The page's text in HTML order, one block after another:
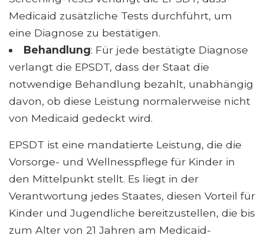
Medicaid zusätzliche Tests durchführt, um
eine Diagnose zu bestätigen.
Behandlung: Für jede bestätigte Diagnose
verlangt die EPSDT, dass der Staat die
notwendige Behandlung bezahlt, unabhängig
davon, ob diese Leistung normalerweise nicht
von Medicaid gedeckt wird.
EPSDT ist eine mandatierte Leistung, die die
Vorsorge- und Wellnesspflege für Kinder in
den Mittelpunkt stellt. Es liegt in der
Verantwortung jedes Staates, diesen Vorteil für
Kinder und Jugendliche bereitzustellen, die bis
zum Alter von 21 Jahren am Medicaid-